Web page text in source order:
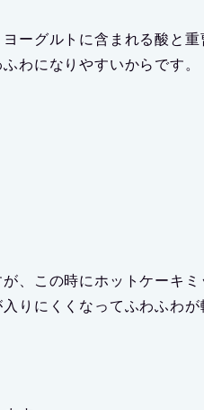
ーグルトに含まれる酸と重
わになりやすいからです。
、この時にホットケーキミ
りにくくなってふわふわが